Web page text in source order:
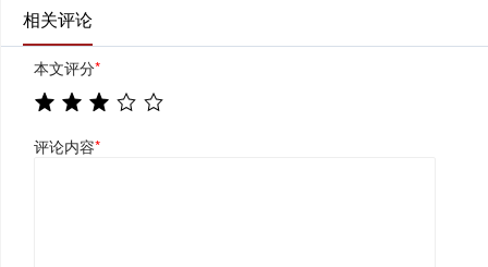
相关评论
本文评分*
评论内容*